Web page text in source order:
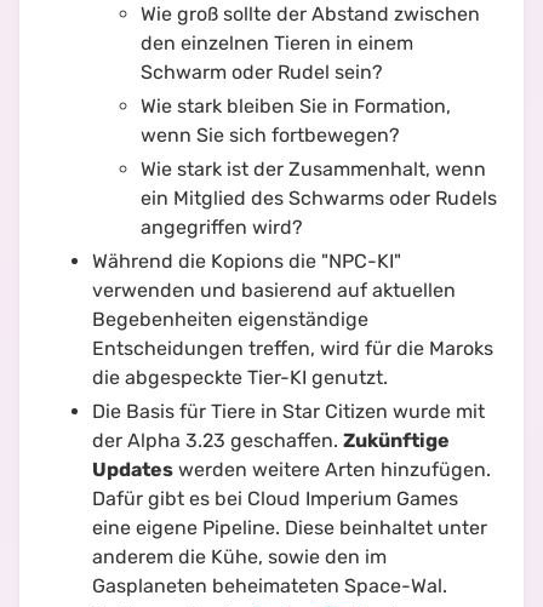
Wie groß sollte der Abstand zwischen
den einzelnen Tieren in einem
Schwarm oder Rudel sein?
Wie stark bleiben Sie in Formation,
wenn Sie sich fortbewegen?
Wie stark ist der Zusammenhalt, wenn
ein Mitglied des Schwarms oder Rudels
angegriffen wird?
Während die Kopions die "NPC-KI"
verwenden und basierend auf aktuellen
Begebenheiten eigenständige
Entscheidungen treffen, wird für die Maroks
die abgespeckte Tier-KI genutzt.
Die Basis für Tiere in Star Citizen wurde mit
der Alpha 3.23 geschaffen. Zukünftige
Updates werden weitere Arten hinzufügen.
Dafür gibt es bei Cloud Imperium Games
eine eigene Pipeline. Diese beinhaltet unter
anderem die Kühe, sowie den im
Gasplaneten beheimateten Space-Wal.